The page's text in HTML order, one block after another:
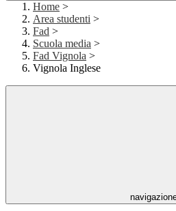
Home >
Area studenti >
Fad >
Scuola media >
Fad Vignola >
Vignola Inglese